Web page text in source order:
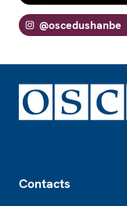
@oscedushanbe
Contacts